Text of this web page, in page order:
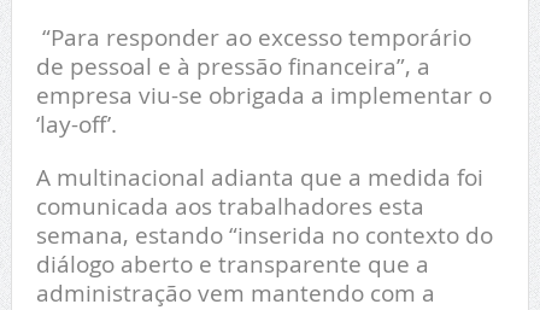
“Para responder ao excesso temporário
de pessoal e à pressão financeira”, a
empresa viu-se obrigada a implementar o
‘lay-off’.
A multinacional adianta que a medida foi
comunicada aos trabalhadores esta
semana, estando “inserida no contexto do
diálogo aberto e transparente que a
administração vem mantendo com a